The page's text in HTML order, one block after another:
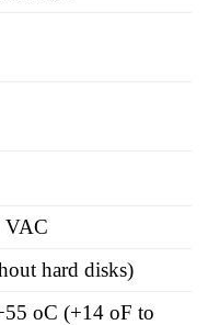
VAC
hard disks)
oC (+14 oF to